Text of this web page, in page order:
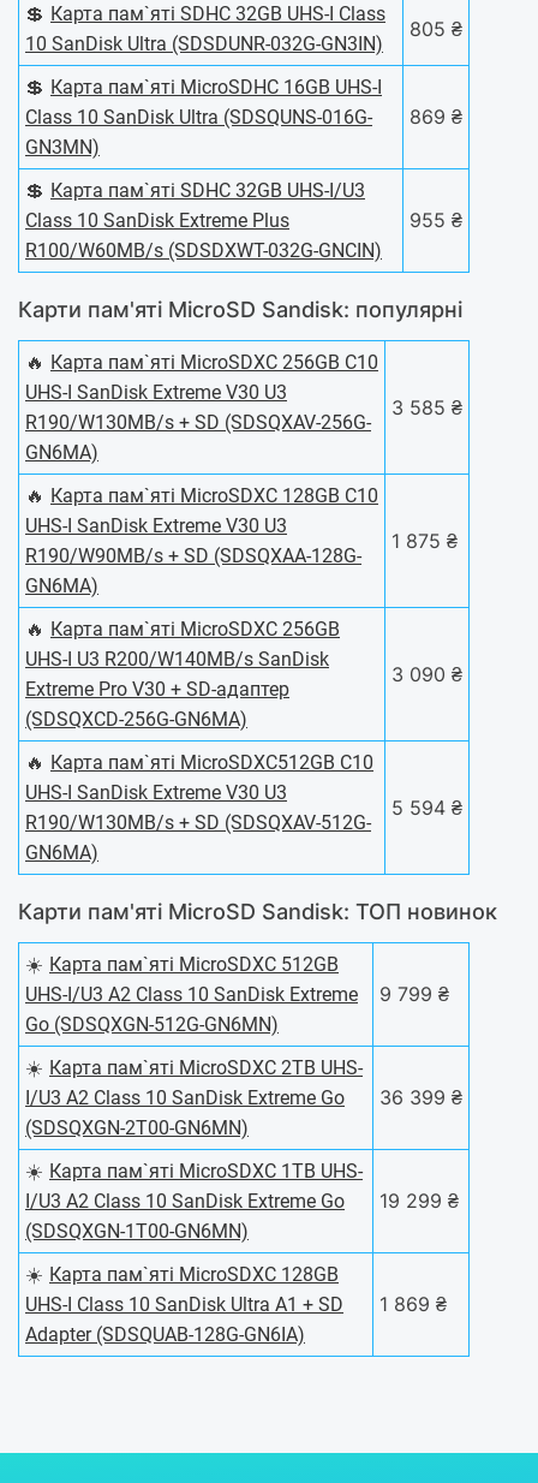
💲 Карта пам`яті SDHC 32GB UHS-I Class
10 SanDisk Ultra (SDSDUNR-032G-GN3IN)
805 ₴
💲 Карта пам`ятi MicroSDHC 16GB UHS-I
Class 10 SanDisk Ultra (SDSQUNS-016G-
GN3MN)
869 ₴
💲 Карта пам`яті SDHC 32GB UHS-I/U3
Class 10 SanDisk Extreme Plus
R100/W60MB/s (SDSDXWT-032G-GNCIN)
955 ₴
Карти пам'яті MicroSD Sandisk: популярні
🔥 Карта пам`ятi MicroSDXC 256GB C10
UHS-I SanDisk Extreme V30 U3
R190/W130MB/s + SD (SDSQXAV-256G-
GN6MA)
3 585 ₴
🔥 Карта пам`ятi MicroSDXC 128GB C10
UHS-I SanDisk Extreme V30 U3
R190/W90MB/s + SD (SDSQXAA-128G-
GN6MA)
1 875 ₴
🔥 Карта пам`ятi MicroSDXC 256GB
UHS-I U3 R200/W140MB/s SanDisk
Extreme Pro V30 + SD-адаптер
(SDSQXCD-256G-GN6MA)
3 090 ₴
🔥 Карта пам`ятi MicroSDXC512GB C10
UHS-I SanDisk Extreme V30 U3
R190/W130MB/s + SD (SDSQXAV-512G-
GN6MA)
5 594 ₴
Карти пам'яті MicroSD Sandisk: ТОП новинок
☀️ Карта пам`ятi MicroSDXC 512GB
UHS-I/U3 A2 Class 10 SanDisk Extreme
Go (SDSQXGN-512G-GN6MN)
9 799 ₴
☀️ Карта пам`ятi MicroSDXC 2TB UHS-
I/U3 A2 Class 10 SanDisk Extreme Go
(SDSQXGN-2T00-GN6MN)
36 399 ₴
☀️ Карта пам`ятi MicroSDXC 1TB UHS-
I/U3 A2 Class 10 SanDisk Extreme Go
(SDSQXGN-1T00-GN6MN)
19 299 ₴
☀️ Карта пам`ятi MicroSDXC 128GB
UHS-I Class 10 SanDisk Ultra A1 + SD
Adapter (SDSQUAB-128G-GN6IA)
1 869 ₴